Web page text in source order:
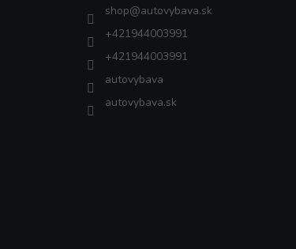
shop@autovybava.sk
+421944003991
+421944003991
autovybava
autovybava.sk